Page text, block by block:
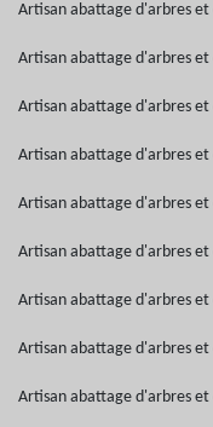
Artisan abattage d'arbres et
Artisan abattage d'arbres et
Artisan abattage d'arbres
Artisan abattage d'arbres
Artisan abattage d'arbres et
Artisan abattage d'arbres et
Artisan abattage d'arbres et
Artisan abattage d'arbres
Artisan abattage d'arbres